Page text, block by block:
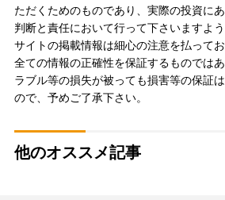
ただくためのものであり、実際の投資に
判断と責任において行って下さいますよ
サイトの掲載情報は細心の注意を払って
全ての情報の正確性を保証するものでは
ラブル等の損失が被っても損害等の保証
ので、予めご了承下さい。
他のオススメ記事